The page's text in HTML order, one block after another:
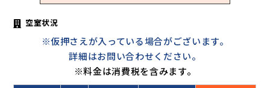
空室状況
※仮押さえが入っている場合がございます。
詳細はお問い合わせください。
※料金は消費税を含みます。